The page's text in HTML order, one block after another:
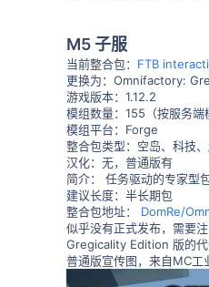
M5 子服
当前整合包： FTB
更换为：Omnifactory:
游戏版本：1.12.2
模组数量：155（按服务端
模组平台：Forge
整合包类型：空岛、科技
汉化：无，普通版有
简介： 任务驱动的专家型
建议长度：半长期包
整合包地址： DomRe/
似乎没有正式发布，需要
Gregicality Edition 版的
普通版宣传图，来自MC工